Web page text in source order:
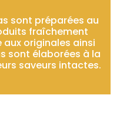
sont préparées au
fraîchement
aux originales ainsi
sont élaborées à la
saveurs intactes.